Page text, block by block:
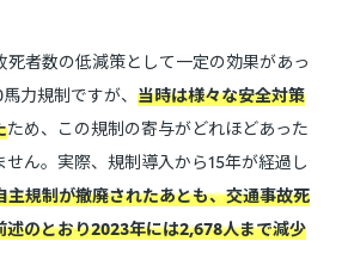
死者数の低減策として一定の効果があっ
力規制ですが、 当時は様々な安全対策
ため、この規制の寄与がどれほどあった
ん。実際、規制導入から15年が経過し
規制が撤廃されたあとも、交通事故死
述のとおり2023年には2,678人まで減少